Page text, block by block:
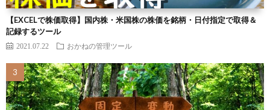
【EXCELで株価取得】国内株・米国株の株価を銘柄・日付指定で取得＆
記録するツール
2021.07.22 おかねの管理ツール